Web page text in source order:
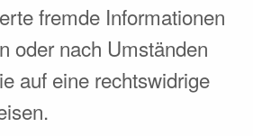
fremde Informationen
oder nach Umständen
auf eine rechtswidrige